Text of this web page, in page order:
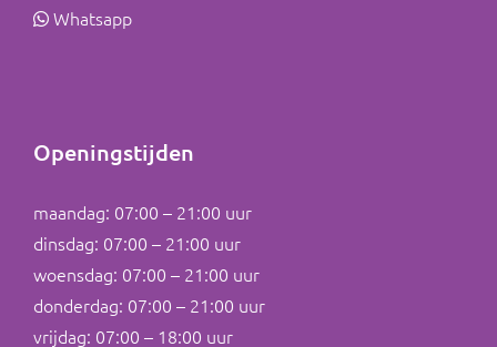
Whatsapp
Openingstijden
maandag: 07:00 – 21:00 uur
dinsdag: 07:00 – 21:00 uur
woensdag: 07:00 – 21:00 uur
donderdag: 07:00 – 21:00 uur
vrijdag: 07:00 – 18:00 uur